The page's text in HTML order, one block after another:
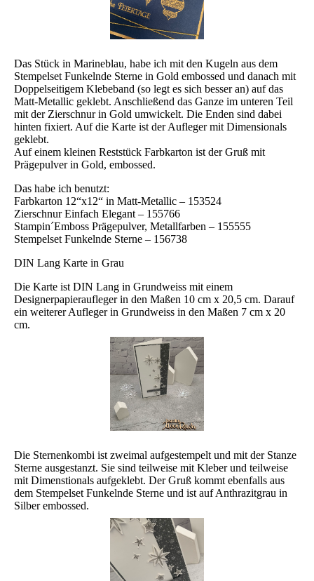
Das Stück in Marineblau, habe ich mit den Kugeln aus dem
Stempelset Funkelnde Sterne in Gold embossed und danach mit
Doppelseitigem Klebeband (so legt es sich besser an) auf das
Matt-Metallic geklebt. Anschließend das Ganze im unteren Teil
mit der Zierschnur in Gold umwickelt. Die Enden sind dabei
hinten fixiert. Auf die Karte ist der Aufleger mit Dimensionals
geklebt.
Auf einem kleinen Reststück Farbkarton ist der Gruß mit
Prägepulver in Gold, embossed.
Das habe ich benutzt:
Farbkarton 12“x12“ in Matt-Metallic – 153524
Zierschnur Einfach Elegant – 155766
Stampin´Emboss Prägepulver, Metallfarben – 155555
Stempelset Funkelnde Sterne – 156738
DIN Lang Karte in Grau
Die Karte ist DIN Lang in Grundweiss mit einem
Designerpapieraufleger in den Maßen 10 cm x 20,5 cm. Darauf
ein weiterer Aufleger in Grundweiss in den Maßen 7 cm x 20
cm.
Die Sternenkombi ist zweimal aufgestempelt und mit der Stanze
Sterne ausgestanzt. Sie sind teilweise mit Kleber und teilweise
mit Dimenstionals aufgeklebt. Der Gruß kommt ebenfalls aus
dem Stempelset Funkelnde Sterne und ist auf Anthrazitgrau in
Silber embossed.